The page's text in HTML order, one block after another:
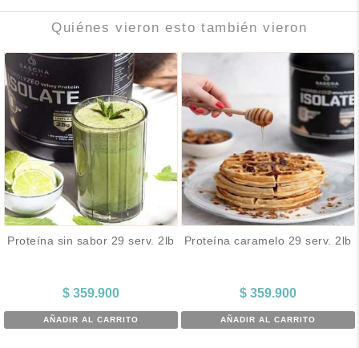
Quiénes vieron esto también vieron
Proteína sin sabor 29 serv. 2lb
$359.900
AÑADIR AL CARRITO
Proteína caramelo 29 serv. 2lb
$359.900
AÑADIR AL CARRITO